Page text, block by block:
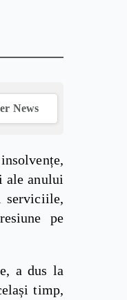
News
ale anului
serviciile,
pe
a dus la
timp,